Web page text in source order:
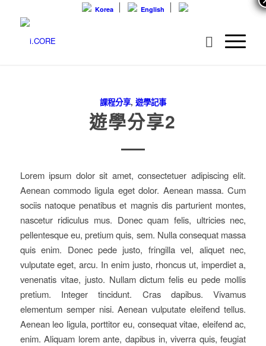
Korea English
課程分享, 遊學記事
遊學分享2
Lorem ipsum dolor sit amet, consectetuer adipiscing elit.
Aenean commodo ligula eget dolor. Aenean massa. Cum
sociis natoque penatibus et magnis dis parturient montes,
nascetur ridiculus mus. Donec quam felis, ultricies nec,
pellentesque eu, pretium quis, sem. Nulla consequat massa
quis enim. Donec pede justo, fringilla vel, aliquet nec,
vulputate eget, arcu. In enim justo, rhoncus ut, imperdiet a,
venenatis vitae, justo. Nullam dictum felis eu pede mollis
pretium. Integer tincidunt. Cras dapibus. Vivamus
elementum semper nisi. Aenean vulputate eleifend tellus.
Aenean leo ligula, porttitor eu, consequat vitae, eleifend ac,
enim. Aliquam lorem ante, dapibus in, viverra quis, feugiat